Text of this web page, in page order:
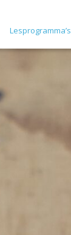
Lesprogramma’s